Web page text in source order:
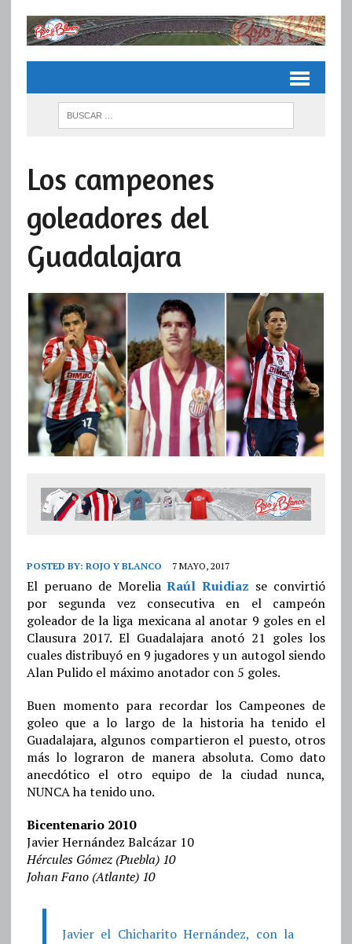
Los campeones
goleadores del
Guadalajara
POSTED BY: ROJO Y BLANCO 7 MAYO, 2017
El peruano de MoreliaRaúl Ruidiaz se convirtió
por segunda vez consecutiva en el campeón
goleador de la liga mexicana al anotar 9 goles en el
Clausura 2017. El Guadalajara anotó 21 goles los
cuales distribuyó en 9 jugadores y un autogol siendo
Alan Pulido el máximo anotador con 5 goles.
Buen momento para recordar los Campeones de
goleo que a lo largo de la historia ha tenido el
Guadalajara, algunos compartieron el puesto, otros
más lo lograron de manera absoluta. Como dato
anecdótico el otro equipo de la ciudad nunca,
NUNCA ha tenido uno.
Bicentenario 2010
Javier Hernández Balcázar 10
Hércules Gómez (Puebla) 10
Johan Fano (Atlante) 10
Javier el Chicharito Hernández, con la